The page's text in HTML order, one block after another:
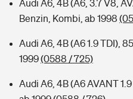
Audi A6, 4B (A6, 3.7 V8,
Benzin, Kombi, ab 1998
Audi A6, 4B (A6 1.9 TDI),
1999(0588 / 725)
Audi A6, 4B (A6 AVANT